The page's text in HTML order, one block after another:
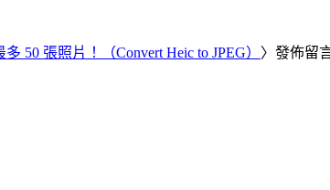
50 張照片！（Convert Heic to JPEG） 〉發佈留